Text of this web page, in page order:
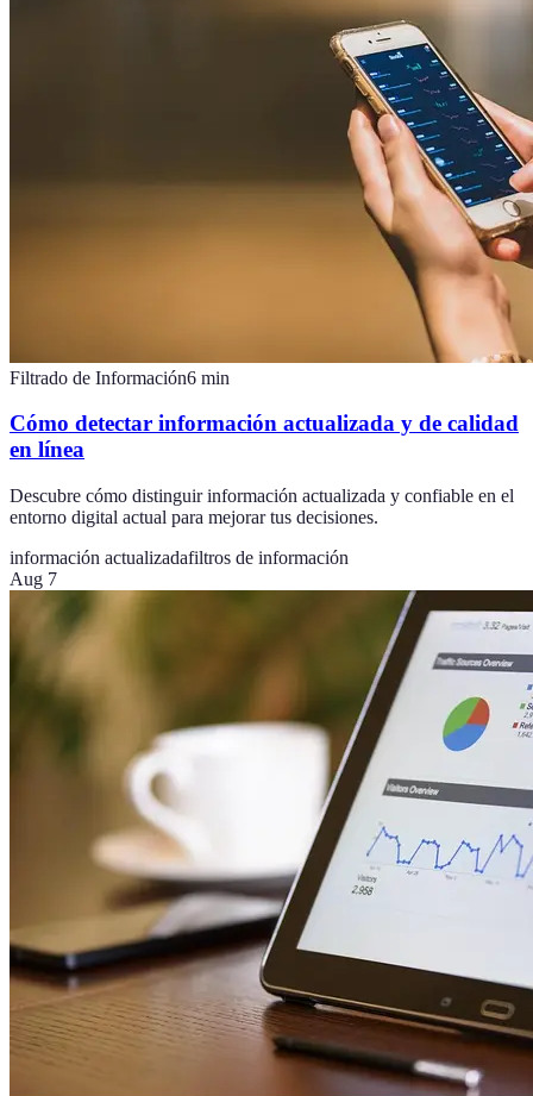
Filtrado de Información6 min
Cómo detectar información actualizada y de calidad
en línea
Descubre cómo distinguir información actualizada y confiable en el
entorno digital actual para mejorar tus decisiones.
información actualizadafiltros de información
Aug 7